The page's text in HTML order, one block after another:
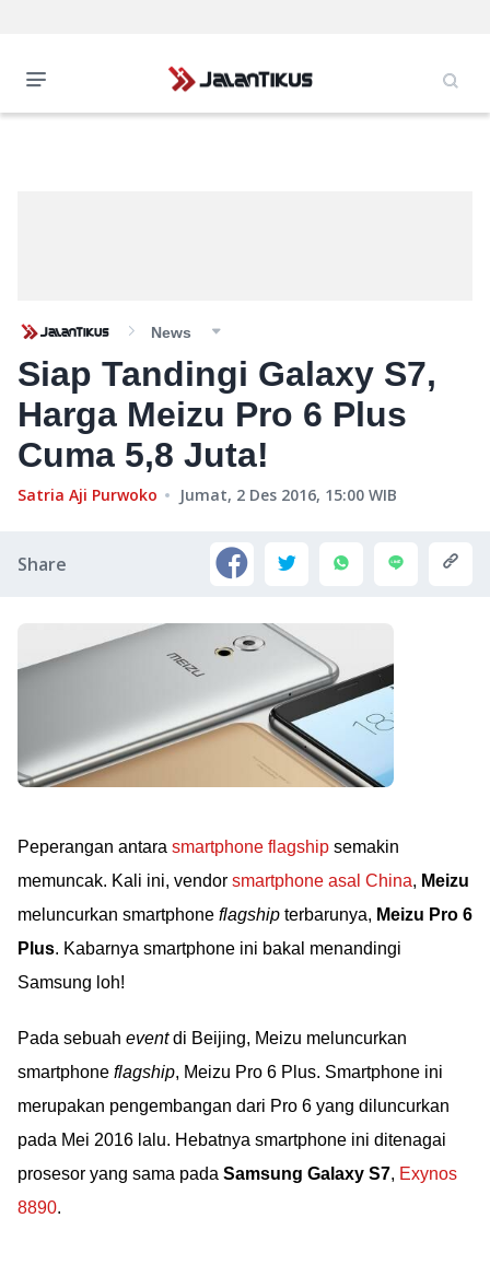
News
Siap Tandingi Galaxy S7,
Harga Meizu Pro 6 Plus
Cuma 5,8 Juta!
Satria Aji Purwoko Jumat, 2 Des 2016, 15:00 WIB
Share
Peperangan antara smartphone flagship semakin
memuncak. Kali ini, vendor smartphone asal China, Meizu
meluncurkan smartphone flagship terbarunya, Meizu Pro 6
Plus. Kabarnya smartphone ini bakal menandingi
Samsung loh!
Pada sebuah eventdi Beijing, Meizu meluncurkan
smartphone flagship, Meizu Pro 6 Plus. Smartphone ini
merupakan pengembangan dari Pro 6 yang diluncurkan
pada Mei 2016 lalu. Hebatnya smartphone ini ditenagai
prosesor yang sama pada Samsung Galaxy S7, Exynos
8890.